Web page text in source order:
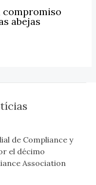
compromiso
abejas
de Compliance y
el décimo
Association